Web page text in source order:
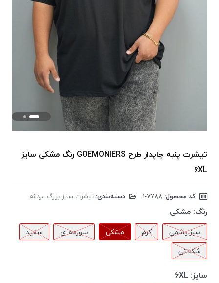
تیشرت پنبه چاپدار طرح GOEMONIERS رنگ مشکی سایز
6XL
کد محصول: دسته‌بندی: تیشرت سایز بزرگ مردانه
رنگ: مشکی
سبز یشمی کرم مشکی سورمه ای
سفید
شکلاتی
سایز: 6XL